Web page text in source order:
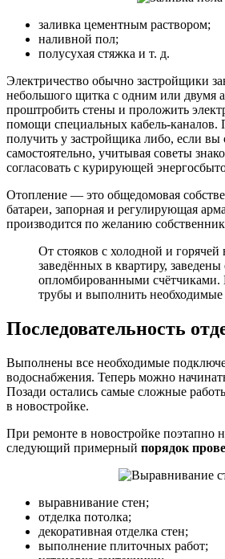
заливка цементным раствором;
наливной пол;
полусухая стяжка и т. д.
Электричество обычно застройщики
небольшого щитка с одним или двумя
проштробить стены и проложить
помощи специальных кабель-каналов.
получить у застройщика либо, если вы
самостоятельно, учитывая советы
согласовать с курирующей
Отопление — это общедомовая
батареи, запорная и регулирующая
производится по желанию
От стояков с холодной и горячей
заведённых в квартиру,
опломбированными
трубы и выполнить
Последовательность
Выполнены все необходимые
водоснабжения. Теперь можно
Позади остались самые сложные
в новостройке.
При ремонте в новостройке поэтапно
следующий примерный порядок
выравнивание стен;
отделка потолка;
декоративная отделка стен;
выполнение плиточных работ;